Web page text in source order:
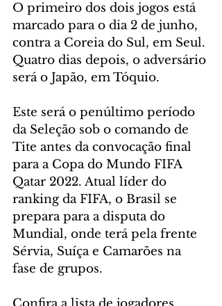
O primeiro dos dois jogos está
marcado para o dia 2 de junho,
contra a Coreia do Sul, em Seul.
Quatro dias depois, o adversário
será o Japão, em Tóquio.
Este será o penúltimo período
da Seleção sob o comando de
Tite antes da convocação final
para a Copa do Mundo FIFA
Qatar 2022. Atual líder do
ranking da FIFA, o Brasil se
prepara para a disputa do
Mundial, onde terá pela frente
Sérvia, Suíça e Camarões na
fase de grupos.